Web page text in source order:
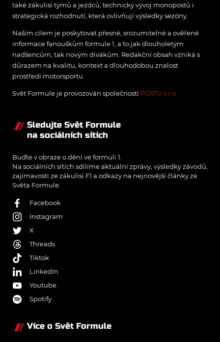
také zákulisí týmů a jezdců, technický vývoj monopostů i
strategická rozhodnutí, která ovlivňují výsledky sezóny.
Naším cílem je poskytovat přesné, srozumitelné a ověřené
informace fanouškům formule 1, a to jak dlouholetým
nadšencům, tak novým divákům. Redakční obsah vzniká s
důrazem na kvalitu, kontext a dlouhodobou znalost
prostředí motorsportu.
Svět Formule je provozován společností FORTV s.r.o.
Sledujte Svět Formule
na sociálních sítích
Buďte v obraze o dění ve formuli 1.
Na sociálních sítích sdílíme aktuální zprávy, výsledky závodů,
zajímavosti ze zákulisí F1 a odkazy na nejnovější články ze
Světa Formule.
Facebook
Instagram
X
Threads
Tiktok
LinkedIn
Youtube
Spotify
Více o Svět Formule